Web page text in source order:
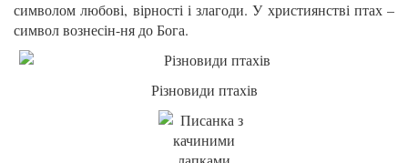
символом любові, вірності і злагоди. У християнстві птах –
символ вознесін-ня до Бога.
Різновиди птахів